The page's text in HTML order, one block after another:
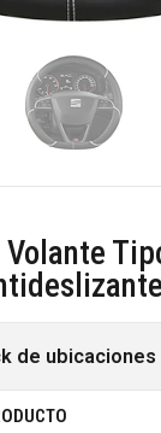
Volante
de ubicaciones